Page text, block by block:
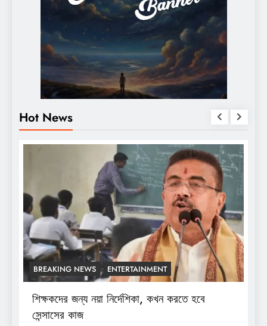
Hot News
BREAKING NEWS ENTERTAINMENT
শিক্ষকদের জন্য নয়া নির্দেশিকা, কখন করতে হবে
সেন্সাসের কাজ